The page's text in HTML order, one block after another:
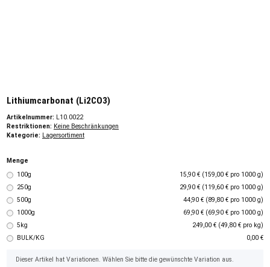
Lithiumcarbonat (Li2CO3)
Artikelnummer: L10.0022
Restriktionen: Keine Beschränkungen
Kategorie: Lagersortiment
Menge
100g
15,90 € (159,00 € pro 1000 g)
250g
29,90 € (119,60 € pro 1000 g)
500g
44,90 € (89,80 € pro 1000 g)
1000g
69,90 € (69,90 € pro 1000 g)
5kg
249,00 € (49,80 € pro kg)
BULK/KG
0,00 €
xDieser Artikel hat Variationen. Wählen Sie bitte die gewünschte Variation aus.